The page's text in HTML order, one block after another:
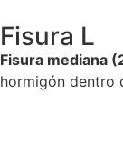
Fisura L
Fisura mediana
hormigón dentro